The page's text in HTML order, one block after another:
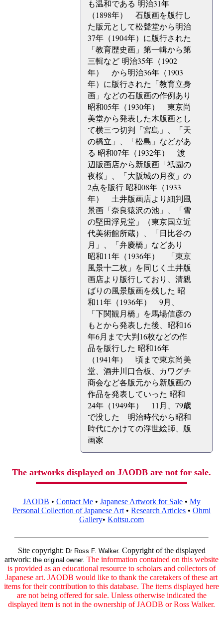
も温和である 明治31年
（1898年） 石版画を版行し
た版元として松聲堂から明治
37年（1904年）に版行された
「教育歴史画」第一輯から第
三輯など 明治35年（1902
年） から明治36年（1903
年）に版行された「教育立身
画」などの石版画の作例あり
昭和05年（1930年） 東京尚
美堂から発表した木版画とし
て横三つ切判「宮島」、「天
の橋立」、「松島」などがあ
る 昭和07年（1932年） 渡
辺版画店から新版画「祇園の
夜桜」、「大阪城の月夜」の
2点を版行 昭和08年（1933
年） 土井版画店より細判風
景画「奈良猿沢の池」、「雪
の堅田浮見堂」（東京国立近
代美術館所蔵）、「日比谷の
月」、「弁慶橋」などあり
昭和11年（1936年） 「東京
風景十二枚」を同じく土井版
画店より版行しており、清親
ばりの風景版画を残した 昭
和11年（1936年） 9月、
「下関観月橋」を馬場信彦の
もとから発表した後、昭和16
年6月まで大判16枚などの作
品を版行した 昭和16年
（1941年） 頃まで東京尚美
堂、酒井川口合板、カワグチ
商会など各版元から新版画の
作品を発表していった 昭和
24年（1949年） 11月、79歳
で没した 明治時代から昭和
時代にかけての浮世絵師、版
画家
The artworks displayed on JAODB are not for sale.
JAODB • Contact Me• Japanese Artwork for Sale• My
Personal Collection of Japanese Art • Research Articles • Ohmi
Gallery• Koitsu.com
Site copyright: Dr Ross F. Walker. Copyright of the displayed
artwork: the original owner. The information contained on this website
is provided as an educational resource to scholars and collectors of
Japanese art. JAODB would like to thank the caretakers of these art
items for their contribution to this database. The items displayed here
are not being offered for sale. Unless otherwise indicated the
displayed item is not in the ownership of JAODB or Ross Walker.